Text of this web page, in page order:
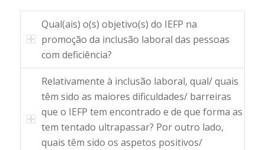
Qual(ais) o(s) objetivo(s) do IEFP na
promoção da inclusão laboral das pessoas
com deficiência?
Relativamente à inclusão laboral, qual/ quais
têm sido as maiores dificuldades/ barreiras
que o IEFP tem encontrado e de que forma as
tem tentado ultrapassar? Por outro lado,
quais têm sido os aspetos positivos/